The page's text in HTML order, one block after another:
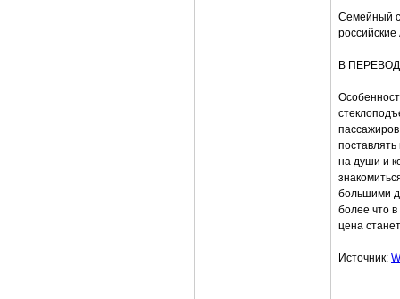
Семейный
В
на души и
большими
более что
цена
Источник: